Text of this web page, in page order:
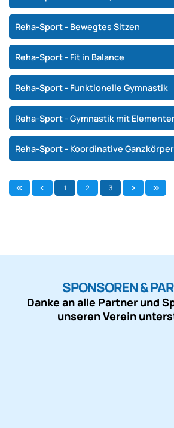
Reha-Sport - Bewegtes Sitzen
Reha-Sport - Fit in Balance
Reha-Sport - Funktionelle Gymnastik
Reha-Sport - Gymnastik mit
Reha-Sport - Koordinative
1 2 3
SPONSOREN &
Danke an alle Partner und
unseren Verein